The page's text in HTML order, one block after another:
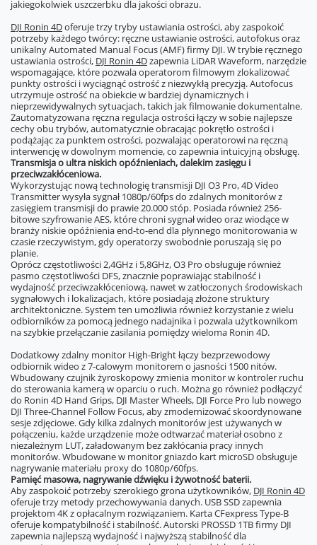
jakiegokolwiek uszczerbku dla jakości obrazu.
DJI Ronin 4Doferuje trzy tryby ustawiania ostrości, aby zaspokoić
potrzeby każdego twórcy: ręczne ustawianie ostrości, autofokus oraz
unikalny Automated Manual Focus (AMF) firmy DJI. W trybie ręcznego
ustawiania ostrości, DJI Ronin 4Dzapewnia LiDAR Waveform, narzędzie
wspomagające, które pozwala operatorom filmowym zlokalizować
punkty ostrości i wyciągnąć ostrość z niezwykłą precyzją. Autofocus
utrzymuje ostrość na obiekcie w bardziej dynamicznych i
nieprzewidywalnych sytuacjach, takich jak filmowanie dokumentalne.
Zautomatyzowana ręczna regulacja ostrości łączy w sobie najlepsze
cechy obu trybów, automatycznie obracając pokrętło ostrości i
podążając za punktem ostrości, pozwalając operatorowi na ręczną
interwencję w dowolnym momencie, co zapewnia intuicyjną obsługę.
Transmisja o ultra niskich opóźnieniach, dalekim zasięgu i
przeciwzakłóceniowa.
Wykorzystując nową technologię transmisji DJI O3 Pro, 4D Video
Transmitter wysyła sygnał 1080p/60fps do zdalnych monitorów z
zasięgiem transmisji do prawie 20.000 stóp. Posiada również 256-
bitowe szyfrowanie AES, które chroni sygnał wideo oraz wiodące w
branży niskie opóźnienia end-to-end dla płynnego monitorowania w
czasie rzeczywistym, gdy operatorzy swobodnie poruszają się po
planie.
Oprócz częstotliwości 2,4GHz i 5,8GHz, O3 Pro obsługuje również
pasmo częstotliwości DFS, znacznie poprawiając stabilność i
wydajność przeciwzakłóceniową, nawet w zatłoczonych środowiskach
sygnałowych i lokalizacjach, które posiadają złożone struktury
architektoniczne. System ten umożliwia również korzystanie z wielu
odbiorników za pomocą jednego nadajnika i pozwala użytkownikom
na szybkie przełączanie zasilania pomiędzy wieloma Ronin 4D.
Dodatkowy zdalny monitor High-Bright łączy bezprzewodowy
odbiornik wideo z 7-calowym monitorem o jasności 1500 nitów.
Wbudowany czujnik żyroskopowy zmienia monitor w kontroler ruchu
do sterowania kamerą w oparciu o ruch. Można go również podłączyć
do Ronin 4D Hand Grips, DJI Master Wheels, DJI Force Pro lub nowego
DJI Three-Channel Follow Focus, aby zmodernizować skoordynowane
sesje zdjęciowe. Gdy kilka zdalnych monitorów jest używanych w
połączeniu, każde urządzenie może odtwarzać materiał osobno z
niezależnym LUT, załadowanym bez zakłócania pracy innych
monitorów. Wbudowane w monitor gniazdo kart microSD obsługuje
nagrywanie materiału proxy do 1080p/60fps.
Pamięć masowa, nagrywanie dźwięku i żywotność baterii.
Aby zaspokoić potrzeby szerokiego grona użytkowników, DJI Ronin 4D
oferuje trzy metody przechowywania danych. USB SSD zapewnia
projektom 4K z opłacalnym rozwiązaniem. Karta CFexpress Type-B
oferuje kompatybilność i stabilność. Autorski PROSSD 1TB firmy DJI
zapewnia najlepszą wydajność i najwyższą stabilność dla